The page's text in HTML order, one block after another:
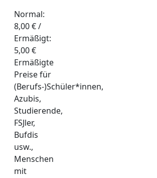
Normal:
8,00 € /
Ermäßigt:
5,00 €
Ermäßigte
Preise für
(Berufs-)Schüler*innen,
Azubis,
Studierende,
FSJler,
Bufdis
usw.,
Menschen
mit